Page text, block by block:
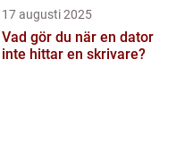
17 augusti 2025
Vad gör du när en dator
inte hittar en skrivare?